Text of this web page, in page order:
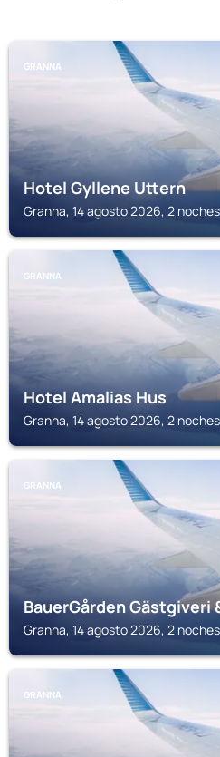
GRANNA
Hotel Gyllene Uttern
Granna, 14 agosto 2026, 2 noches
GRANNA
Hotel Amalias Hus
Granna, 14 agosto 2026, 2 noches
GRANNA
BauerGården Gästgiveri
Granna, 14 agosto 2026, 2 noches
GRANNA